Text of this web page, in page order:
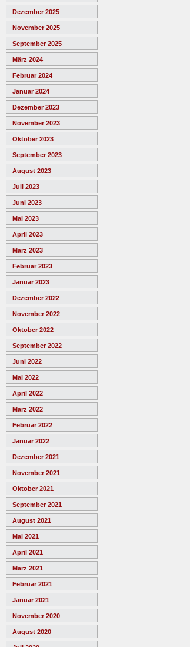
Dezember 2025
November 2025
September 2025
März 2024
Februar 2024
Januar 2024
Dezember 2023
November 2023
Oktober 2023
September 2023
August 2023
Juli 2023
Juni 2023
Mai 2023
April 2023
März 2023
Februar 2023
Januar 2023
Dezember 2022
November 2022
Oktober 2022
September 2022
Juni 2022
Mai 2022
April 2022
März 2022
Februar 2022
Januar 2022
Dezember 2021
November 2021
Oktober 2021
September 2021
August 2021
Mai 2021
April 2021
März 2021
Februar 2021
Januar 2021
November 2020
August 2020